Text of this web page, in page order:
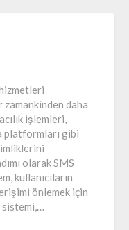
daha
işlemleri,
platformları gibi
olarak SMS
kullanıcıların
önlemek için
sistemi,…